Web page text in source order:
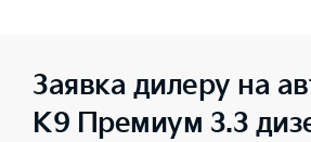
Заявка дилеру на
K9 Премиум 3.3